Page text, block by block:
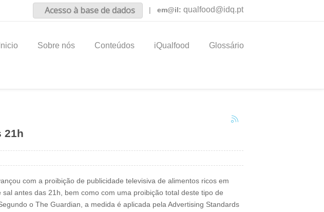
Acesso à base de dados | em@il: qualfood@idq.pt
Inicio Sobre nós Conteúdos iQualfood Glossário
21h
com a proibição de publicidade televisiva de alimentos ricos em
sal antes das 21h, bem como com uma proibição total deste tipo de
o The Guardian, a medida é aplicada pela Advertising Standards